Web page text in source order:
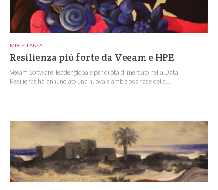
MISCELLANEA
Resilienza più forte da Veeam e HPE
Veeam Software, leader globale per quota di mercato nella Data
Resilience,ha annunciato una nuova e ambiziosa fase della...